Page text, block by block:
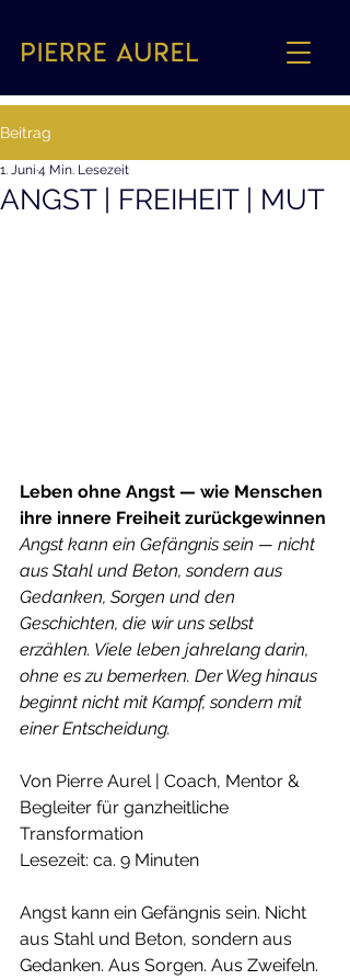
Beitrag
ANGST | FREIHEIT | MUT
1. Juni 4 Min. Lesezeit
Leben ohne Angst — wie Menschen
ihre innere Freiheit zurückgewinnen
Angst kann ein Gefängnis sein — nicht
aus Stahl und Beton, sondern aus
Gedanken, Sorgen und den
Geschichten, die wir uns selbst
erzählen. Viele leben jahrelang darin,
ohne es zu bemerken. Der Weg hinaus
beginnt nicht mit Kampf, sondern mit
einer Entscheidung.
Von Pierre Aurel | Coach, Mentor &
Begleiter für ganzheitliche
Transformation
Lesezeit: ca. 9 Minuten
Angst kann ein Gefängnis sein. Nicht
aus Stahl und Beton, sondern aus
Gedanken. Aus Sorgen. Aus Zweifeln.